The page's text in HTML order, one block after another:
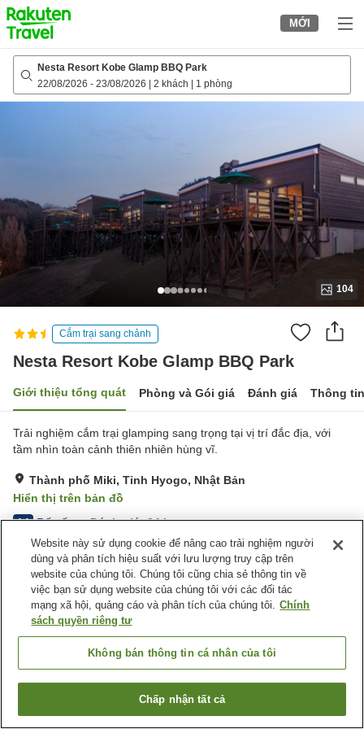
to
top
page
MỚI
Nesta Resort Kobe Glamp BBQ Park
22/08/2026 - 23/08/2026 2 khách 1 phòng
104
Cắm trại sang chảnh
Nesta Resort Kobe Glamp BBQ Park
Giới thiệu tổng quát Phòng và Gói giá Đánh giá Thông
Trải nghiệm cắm trại glamping sang trọng tại vị trí đắc địa, với
tầm nhìn toàn cảnh thiên nhiên hùng vĩ.
Thành phố Miki, Tỉnh Hyogo, Nhật Bản
Hiển thị trên bản đồ
4.1 Rất tốt Đánh giá:34lượt
Tiện nghi chỗ nghỉ
Bãi đỗ xe
Xông hơi
BBQ
Nhà Tắm Lộ Thiên (Có
Trang chủ Nhật Bản Tỉnh Hyogo
Thành phố Miki
Nesta Resort Kobe Glamp BBQ Park
Tìm phòng trống
Website này sử dụng cookie để nâng cao trải nghiệm người
dùng và phân tích hiệu suất với lưu lượng truy cập trên
website của chúng tôi. Chúng tôi cũng chia sẻ thông tin về
việc bạn sử dụng website của chúng tôi với các đối tác
mạng xã hội, quảng cáo và phân tích của chúng tôi. Chính
sách quyền riêng tư
Không bán thông tin cá nhân của tôi
Chấp nhận tất cả